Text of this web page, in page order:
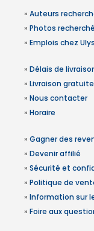
» Auteurs
» Photos
» Emplois chez
» Délais de
» Livraison gratuite
» Nous contacter
» Horaire
» Gagner des
» Devenir affilié
» Sécurité et
» Politique de
» Information sur
» Foire aux